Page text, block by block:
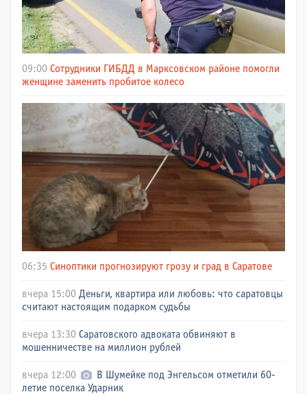
09:00 Сотрудники ГИБДД в Марксовском районе помогли
женщине заменить пробитое колесо
06:35 Синоптики прогнозируют грозу и град в Саратове
вчера 15:00 Деньги, квартира или любовь: что саратовцы
считают настоящим подарком судьбы
вчера 13:30 Саратовского адвоката обвиняют в
мошенничестве на миллион рублей
вчера 12:00
В Шумейке под Энгельсом отметили 60-
летие поселка Ударник